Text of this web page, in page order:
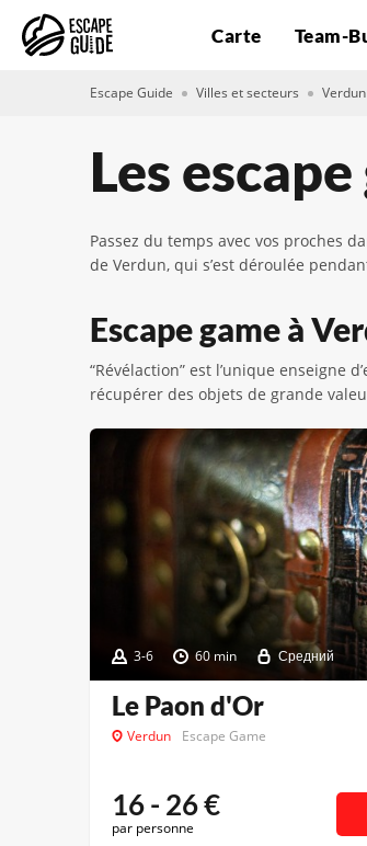
Carte Team-
Escape Guide Villes et secteurs Verdun
Les
Passez du temps avec vos proches
de Verdun, qui s’est déroulée
Escape game à
“Révélaction” est l’unique enseigne
récupérer des objets de grande
3-6 60 min Средний
Le Paon d'Or
Verdun Escape Game
16 - 26€
par personne